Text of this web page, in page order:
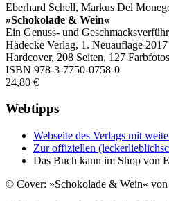
Eberhard Schell, Markus Del
»Schokolade & Wein«
Ein Genuss- und
Hädecke Verlag, 1. Neuauflage 2017
Hardcover, 208 Seiten, 127 Farbfotos
ISBN 978-3-7750-0758-0
24,80 €
Webtipps
Webseite des Verlags mit
Zur offiziellen
Das Buch kann im Shop von
© Cover: »Schokolade & Wein«